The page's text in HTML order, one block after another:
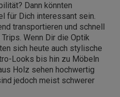
Dann könnten
für Dich interessant sein.
transportieren und schnell
Wenn Dir die Optik
sich heute auch stylische
Looks bis hin zu Möbeln
Holz sehen hochwertig
jedoch meist schwerer